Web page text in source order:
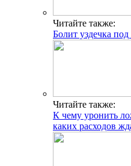
Читайте также:
Болит уздечка
Читайте также:
К чему уронить
каких расходов